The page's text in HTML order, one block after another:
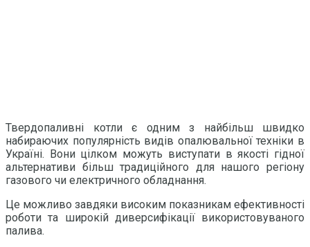
Твердопаливні котли є одним з найбільш швидко
набираючих популярність видів опалювальної техніки в
Україні. Вони цілком можуть виступати в якості гідної
альтернативи більш традиційного для нашого регіону
газового чи електричного обладнання.
Це можливо завдяки високим показникам ефективності
роботи та широкій диверсифікації використовуваного
палива.